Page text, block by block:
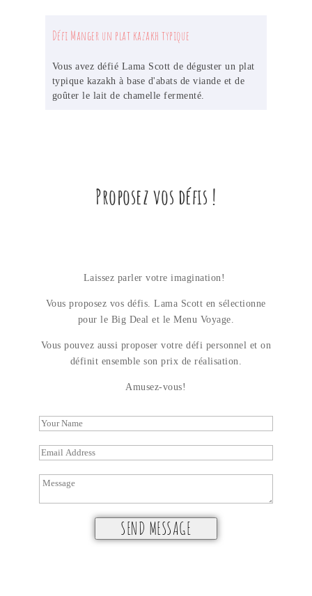
Défi Manger un plat kazakh typique
Vous avez défié Lama Scott de déguster un plat
typique kazakh à base d'abats de viande et de
goûter le lait de chamelle fermenté.
Proposez vos défis !
Laissez parler votre imagination!
Vous proposez vos défis. Lama Scott en sélectionne
pour le Big Deal et le Menu Voyage.
Vous pouvez aussi proposer votre défi personnel et on
définit ensemble son prix de réalisation.
Amusez-vous!
Y
u
N
a
E
a
i
Y
SEND MESSAGE